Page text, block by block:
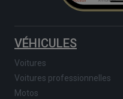
VÉHICULES
Voitures
Voitures professionnelles
Motos